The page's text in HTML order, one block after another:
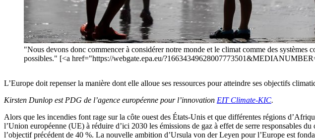
"Nous devons donc commencer à considérer notre monde et le climat comme des systèmes
possibles." [<a href="https://webgate.epa.eu/
L’Europe doit repenser la manière dont elle alloue ses ressources pour atteindre ses objectifs
Kirsten Dunlop est PDG de l’agence européenne pour l’innovation EIT Climate-KIC.
Alors que les incendies font rage sur la côte ouest des États-Unis et que différentes régions
l’Union européenne (UE) à réduire d’ici 2030 les émissions de gaz à effet de serre responsables
l’objectif précédent de 40 %. La nouvelle ambition d’Ursula von der Leyen pour l’Europe est